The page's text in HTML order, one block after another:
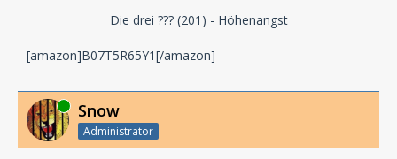
Die drei ??? (201) - Höhenangst
[amazon]B07T5R65Y1[/amazon]
Online Snow
Administrator